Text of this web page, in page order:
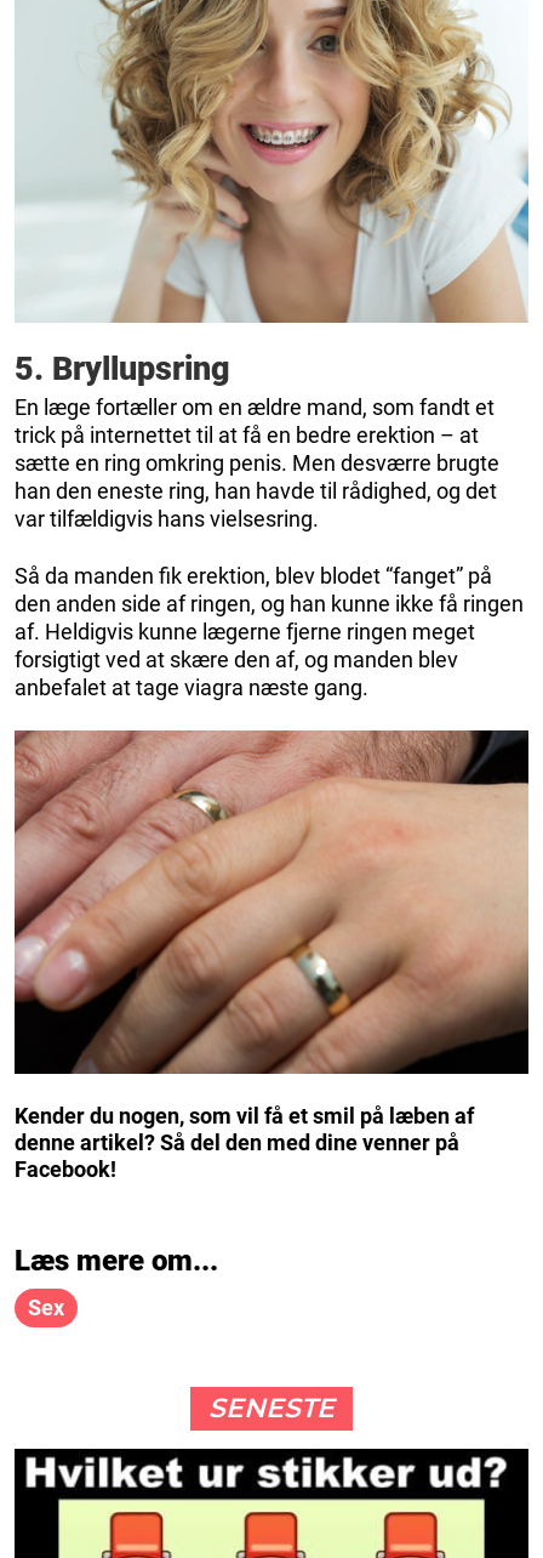
5. Bryllupsring
En læge fortæller om en ældre mand, som fandt et
trick på internettet til at få en bedre erektion – at
sætte en ring omkring penis. Men desværre brugte
han den eneste ring, han havde til rådighed, og det
var tilfældigvis hans vielsesring.
Så da manden fik erektion, blev blodet “fanget” på
den anden side af ringen, og han kunne ikke få ringen
af. Heldigvis kunne lægerne fjerne ringen meget
forsigtigt ved at skære den af, og manden blev
anbefalet at tage viagra næste gang.
Kender du nogen, som vil få et smil på læben af
denne artikel? Så del den med dine venner på
Facebook!
Læs mere om...
Sex
SENESTE